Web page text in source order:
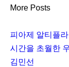
More Posts
피아제 알티플
시간을 초월한
김민선